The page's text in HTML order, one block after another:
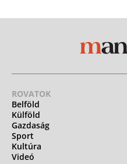
ROVATOK
Belföld
Külföld
Gazdaság
Sport
Kultúra
Videó